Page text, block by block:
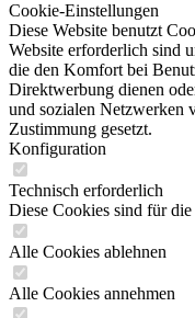
Cookie-Einstellungen
Diese Website benutzt
Website erforderlich sind
die den Komfort bei
Direktwerbung dienen
und sozialen Netzwerken
Zustimmung gesetzt.
Konfiguration
Technisch erforderlich
Diese Cookies sind für
Alle Cookies ablehnen
Alle Cookies annehmen